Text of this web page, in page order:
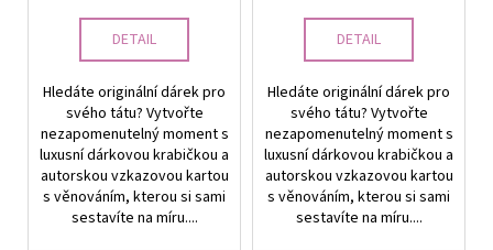
DETAIL
Hledáte originální dárek pro
svého tátu? Vytvořte
nezapomenutelný moment s
luxusní dárkovou krabičkou a
autorskou vzkazovou kartou
s věnováním, kterou si sami
sestavíte na míru....
DETAIL
Hledáte originální dárek pro
svého tátu? Vytvořte
nezapomenutelný moment s
luxusní dárkovou krabičkou a
autorskou vzkazovou kartou
s věnováním, kterou si sami
sestavíte na míru....